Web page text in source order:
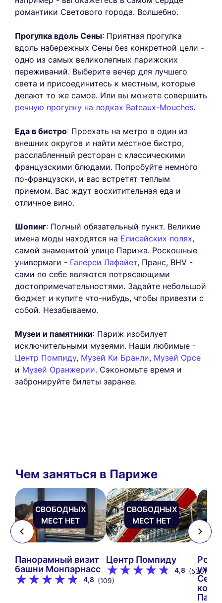
романтики Светового города. Волшебно.
Прогулка вдоль Сены: Приятная прогулка
вдоль набережных Сены без конкретной цели -
одно из самых великолепных парижских
переживаний. Выберите вечер для лучшего
света и присоединитесь к местным, которые
делают то же самое. Или вы можете совершить
речную прогулку на лодках Bateaux-Mouches.
Еда в бистро: Проехать на метро в один из
внешних округов и найти местное бистро,
расслабленный ресторан с классическими
французскими блюдами. Попробуйте немного
по-французски, и вас встретят теплым
приемом. Вас ждут восхитительная еда и
отличное вино.
Шопинг: Полный обязательный пункт. Великие
имена моды находятся на Елисейских полях,
самой знаменитой улице Парижа. Роскошные
универмаги - Галереи Лафайет, Пранс, BHV -
сами по себе являются потрясающими
достопримечательностями. Задайте небольшой
бюджет и купите что-нибудь, чтобы привезти с
собой. Незабываемо.
Музеи и памятники: Париж изобилует
исключительными музеями. Наши любимые -
Центр Помпиду, Музей Ки Бранли, Музей Орсе
и Музей Оранжерии. Сэкономьте время и
забронируйте билеты заранее.
Чем заняться в Париже
СВОБОДНЫХ
МЕСТ НЕТ
Панорамный визит
башни Монпарнасс
4,8 (109)
СВОБОДНЫХ
МЕСТ НЕТ
Центр Помпиду
4,8 (536)
Сене